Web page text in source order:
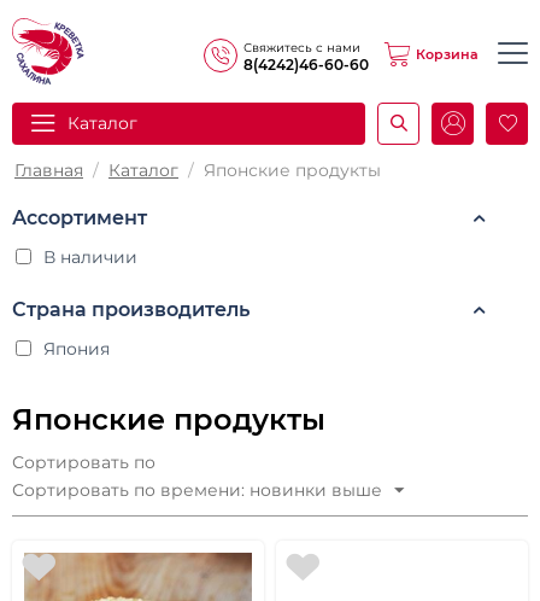
Свяжитесь с нами
8(4242)46-60-60
Корзина
Каталог
Главная / Каталог / Японские продукты
Ассортимент
В наличии
Страна производитель
Япония
Японские продукты
Сортировать по
Сортировать по времени: новинки выше